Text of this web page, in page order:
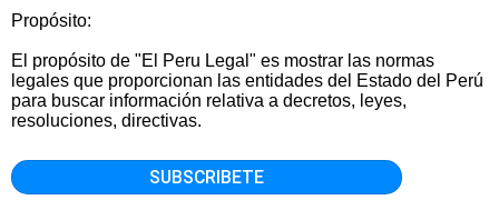
Propósito:
El propósito de "El Peru Legal" es mostrar las normas
legales que proporcionan las entidades del Estado del Perú
para buscar información relativa a decretos, leyes,
resoluciones, directivas.